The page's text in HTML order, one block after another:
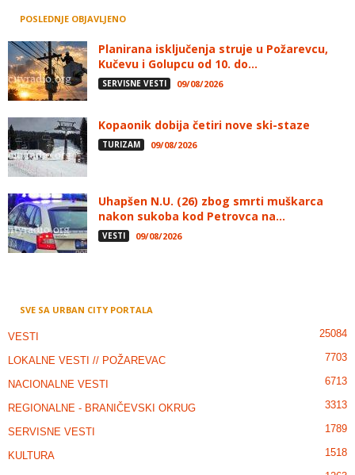
POSLEDNJE OBJAVLJENO
Planirana isključenja struje u Požarevcu,
Kučevu i Golupcu od 10. do...
SERVISNE VESTI 09/08/2026
Kopaonik dobija četiri nove ski-staze
TURIZAM 09/08/2026
Uhapšen N.U. (26) zbog smrti muškarca
nakon sukoba kod Petrovca na...
VESTI 09/08/2026
SVE SA URBAN CITY PORTALA
VESTI 25084
LOKALNE VESTI // POŽAREVAC 7703
NACIONALNE VESTI 6713
REGIONALNE - BRANIČEVSKI OKRUG 3313
SERVISNE VESTI 1789
KULTURA 1518